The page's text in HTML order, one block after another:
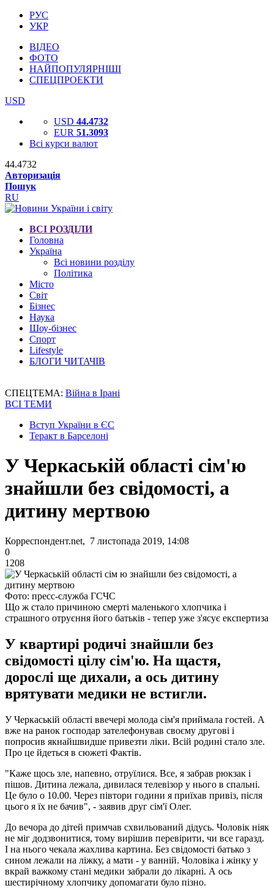
РУС
УКР
ВІДЕО
ФОТО
НАЙПОПУЛЯРНІШІ
СПЕЦПРОЕКТИ
USD
USD 44.4732
EUR 51.3093
Всі курси валют
44.4732
Авторизація
Пошук
RU
ВСІ РОЗДІЛИ
Головна
Україна
Всі новини розділу
Політика
Місто
Світ
Бізнес
Наука
Шоу-бізнес
Спорт
Lifestyle
БЛОГИ ЧИТАЧІВ
СПЕЦТЕМА: Війна в Ірані
ВСІ ТЕМИ
Вступ України в ЄС
Теракт в Барселоні
У Черкаській області сім'ю
знайшли без свідомості, а
дитину мертвою
Корреспондент.net, 7 листопада 2019, 14:08
0
1208
Фото: пресс-служба ГСЧС
Що ж стало причиною смерті маленького хлопчика і
страшного отруєння його батьків - тепер уже з'ясує експертиза
У квартирі родичі знайшли без
свідомості цілу сім'ю. На щастя,
дорослі ще дихали, а ось дитину
врятувати медики не встигли.
У Черкаській області ввечері молода сім'я приймала гостей. А
вже на ранок господар зателефонував своєму другові і
попросив якнайшвидше привезти ліки. Всій родині стало зле.
Про це йдеться в сюжеті Фактів.
"Каже щось зле, напевно, отруїлися. Все, я забрав рюкзак і
пішов. Дитина лежала, дивилася телевізор у нього в спальні.
Це було о 10.00. Через півтори години я приїхав привіз, після
цього я їх не бачив", - заявив друг сім'ї Олег.
До вечора до дітей примчав схвильований дідусь. Чоловік ніяк
не міг додзвонитися, тому вирішив перевірити, чи все гаразд.
І на нього чекала жахлива картина. Без свідомості батько з
сином лежали на ліжку, а мати - у ванній. Чоловіка і жінку у
вкрай важкому стані медики забрали до лікарні. А ось
шестирічному хлопчику допомагати було пізно.